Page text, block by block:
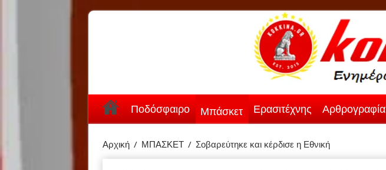
Ποδόσφαιρο Μπάσκετ Ερασιτέχνης Αρθρογραφία
Αρχική / ΜΠΑΣΚΕΤ / Σοβαρεύτηκε και κέρδισε η Εθνική